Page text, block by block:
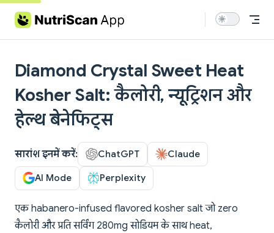
Skip to content
Diamond Crystal Sweet Heat
Kosher Salt: कैलोरी, न्यूट्रिशन और
हेल्थ बेनेफिट्स
सारांश इनमें करें: ChatGPT Claude
AI Mode Perplexity
एक habanero-infused flavored kosher salt जो zero
कैलोरी और प्रति सर्विंग 280mg सोडियम के साथ heat,